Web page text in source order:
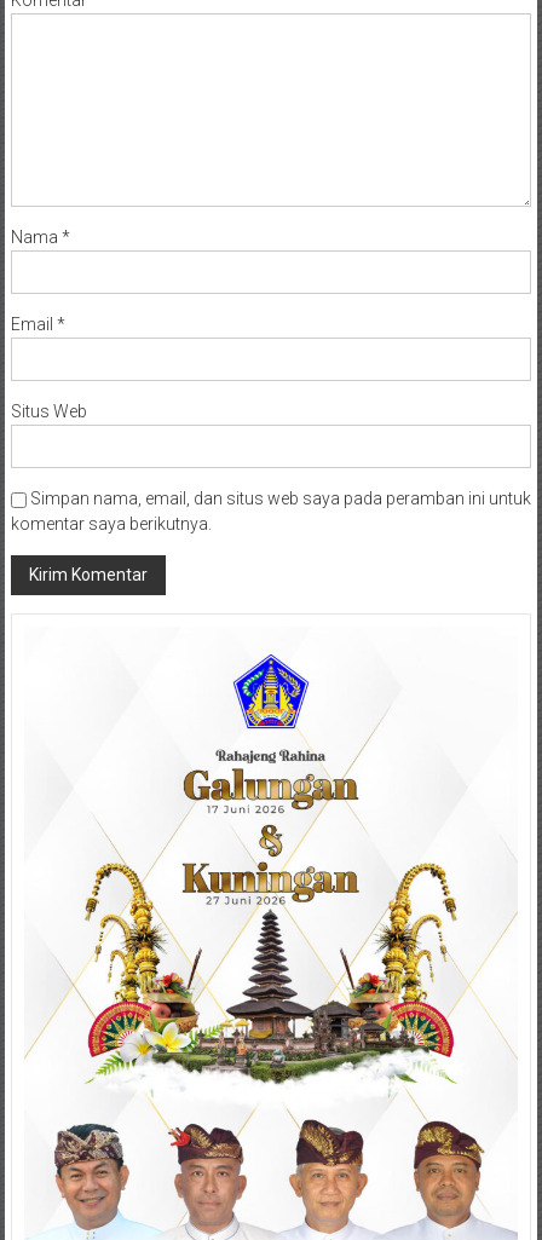
Nama *
Email *
Situs Web
Simpan nama, email, dan situs web saya pada peramban ini untuk
komentar saya berikutnya.